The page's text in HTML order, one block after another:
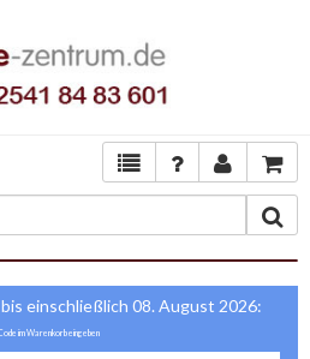
einschließlich 08. August 2026: